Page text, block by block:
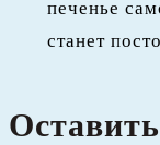
печенье
станет